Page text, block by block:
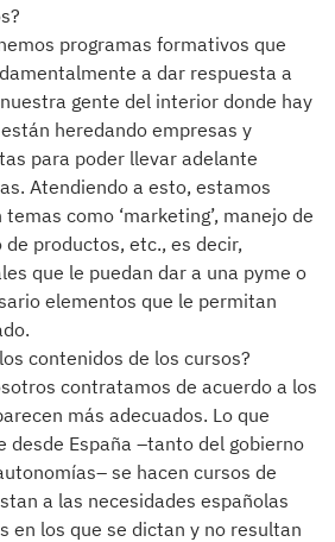
programas formativos que
a dar respuesta a
gente del interior donde hay
heredando empresas y
para poder llevar adelante
Atendiendo a esto, estamos
como ‘marketing’, manejo de
productos, etc., es decir,
que le puedan dar a una pyme o
elementos que le permitan
contenidos de los cursos?
contratamos de acuerdo a los
más adecuados. Lo que
desde España –tanto del gobierno
se hacen cursos de
a las necesidades españolas
en los que se dictan y no resultan